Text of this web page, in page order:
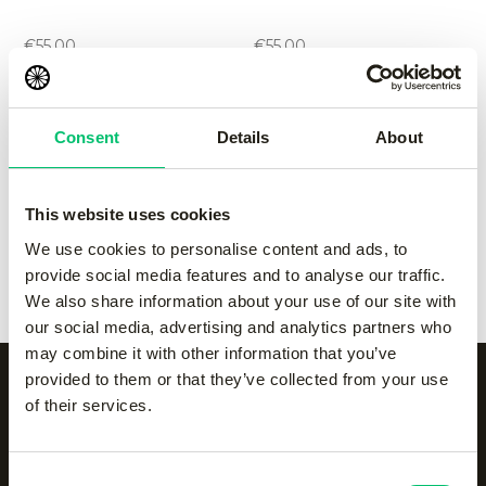
Consent Details About
This website uses cookies
We use cookies to personalise content and ads, to
provide social media features and to analyse our traffic.
We also share information about your use of our site with
our social media, advertising and analytics partners who
may combine it with other information that you’ve
provided to them or that they’ve collected from your use
of their services.
€55.00
€55.00
Kadiri women pant
black
65.00
Kadiri women pant
Grey
€65.00
€65.00
white
€65.00
Alle categorieën op een